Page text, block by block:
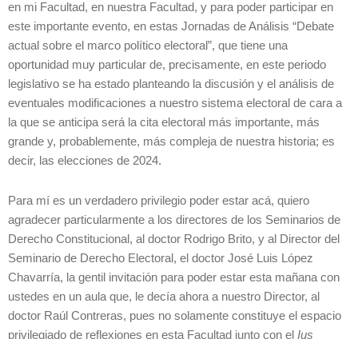
en mi Facultad, en nuestra Facultad, y para poder participar en
este importante evento, en estas Jornadas de Análisis “Debate
actual sobre el marco político electoral”, que tiene una
oportunidad muy particular de, precisamente, en este periodo
legislativo se ha estado planteando la discusión y el análisis de
eventuales modificaciones a nuestro sistema electoral de cara a
la que se anticipa será la cita electoral más importante, más
grande y, probablemente, más compleja de nuestra historia; es
decir, las elecciones de 2024.
Para mí es un verdadero privilegio poder estar acá, quiero
agradecer particularmente a los directores de los Seminarios de
Derecho Constitucional, al doctor Rodrigo Brito, y al Director del
Seminario de Derecho Electoral, el doctor José Luis López
Chavarría, la gentil invitación para poder estar esta mañana con
ustedes en un aula que, le decía ahora a nuestro Director, al
doctor Raúl Contreras, pues no solamente constituye el espacio
privilegiado de reflexiones en esta Facultad junto con el Ius